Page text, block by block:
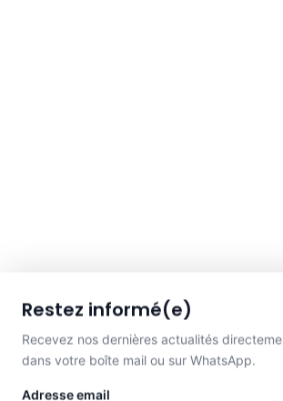
Restez informé(e)
Recevez nos dernières actualités
dans votre boîte mail ou sur WhatsApp.
Adresse email